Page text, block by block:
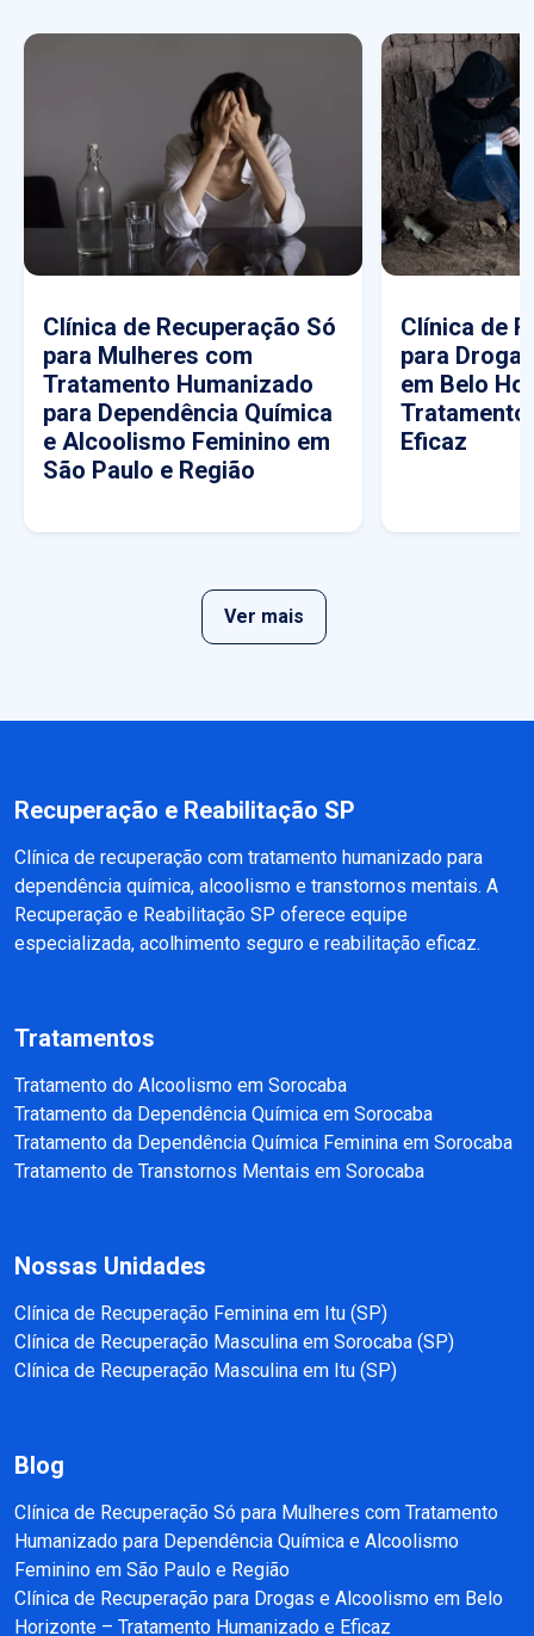
Clínica de Recuperação Só
para Mulheres com
Tratamento Humanizado
para Dependência Química
e Alcoolismo Feminino em
São Paulo e Região
Clínica de
para
em Belo
Tratamento
Eficaz
Ver mais
Recuperação e Reabilitação SP
Clínica de recuperação com tratamento humanizado para
dependência química, alcoolismo e transtornos mentais. A
Recuperação e Reabilitação SP oferece equipe
especializada, acolhimento seguro e reabilitação eficaz.
Tratamentos
Tratamento do Alcoolismo em Sorocaba
Tratamento da Dependência Química em Sorocaba
Tratamento da Dependência Química Feminina em Sorocaba
Tratamento de Transtornos Mentais em Sorocaba
Nossas Unidades
Clínica de Recuperação Feminina em Itu (SP)
Clínica de Recuperação Masculina em Sorocaba (SP)
Clínica de Recuperação Masculina em Itu (SP)
Blog
Clínica de Recuperação Só para Mulheres com Tratamento
Humanizado para Dependência Química e Alcoolismo
Feminino em São Paulo e Região
Clínica de Recuperação para Drogas e Alcoolismo em Belo
Horizonte – Tratamento Humanizado e Eficaz